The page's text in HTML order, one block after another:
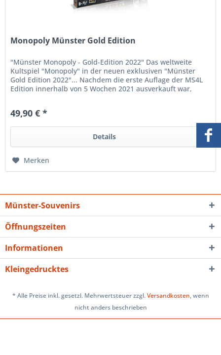
Monopoly Münster Gold Edition
"Münster Monopoly - Gold-Edition 2022" Das weltweite
Kultspiel "Monopoly" in der neuen exklusiven "Münster
Gold Edition 2022"... Nachdem die erste Auflage der MS4L
Edition innerhalb von 5 Wochen 2021 ausverkauft war,
49,90 € *
Details
Merken
Münster-Souvenirs
Öffnungszeiten
Informationen
Kleingedrucktes
* Alle Preise inkl. gesetzl. Mehrwertsteuer zzgl.Versandkosten, wenn
nicht anders beschrieben